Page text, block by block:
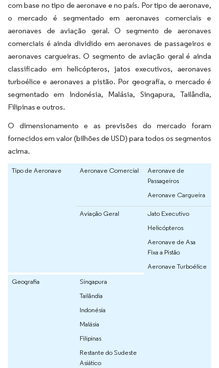
com base no tipo de aeronave e no país. Por tipo de aeronave,
o mercado é segmentado em aeronaves comerciais e
aeronaves de aviação geral. O segmento de aeronaves
comerciais é ainda dividido em aeronaves de passageiros e
aeronaves cargueiras. O segmento de aviação geral é ainda
classificado em helicópteros, jatos executivos, aeronaves
turboélice e aeronaves a pistão. Por geografia, o mercado é
segmentado em Indonésia, Malásia, Singapura, Tailândia,
Filipinas e outros.
O dimensionamento e as previsões do mercado foram
fornecidos em valor (bilhões de USD) para todos os segmentos
acima.
Tipo de Aeronave Aeronave Comercial
Aeronave de
Passageiros
Aeronave Cargueira
Aviação Geral
Jato Executivo
Helicópteros
Aeronave de Asa
Fixa a Pistão
Aeronave Turboélice
Geografia
Singapura
Tailândia
Indonésia
Malásia
Filipinas
Restante do Sudeste
Asiático